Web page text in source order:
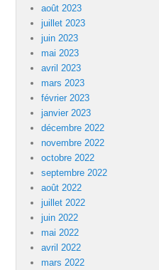
août 2023
juillet 2023
juin 2023
mai 2023
avril 2023
mars 2023
février 2023
janvier 2023
décembre 2022
novembre 2022
octobre 2022
septembre 2022
août 2022
juillet 2022
juin 2022
mai 2022
avril 2022
mars 2022